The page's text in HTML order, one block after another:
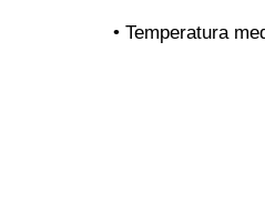
• Temperatura